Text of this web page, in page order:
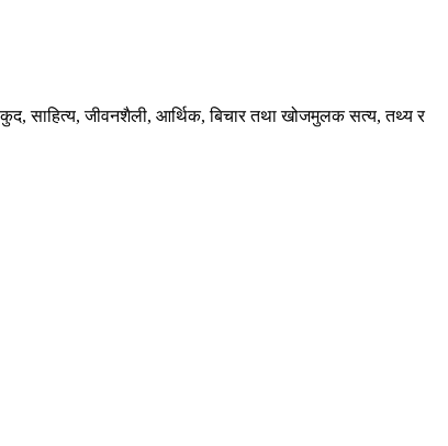
साहित्य, जीवनशैली, आर्थिक, बिचार तथा खोजमुलक सत्य, तथ्य र